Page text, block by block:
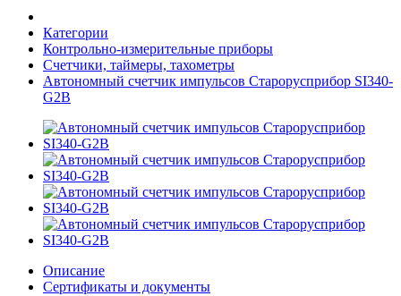
Категории
Контрольно-измерительные приборы
Счетчики, таймеры, тахометры
Автономный счетчик импульсов Старорусприбор SI340-
G2B
Описание
Сертификаты и документы